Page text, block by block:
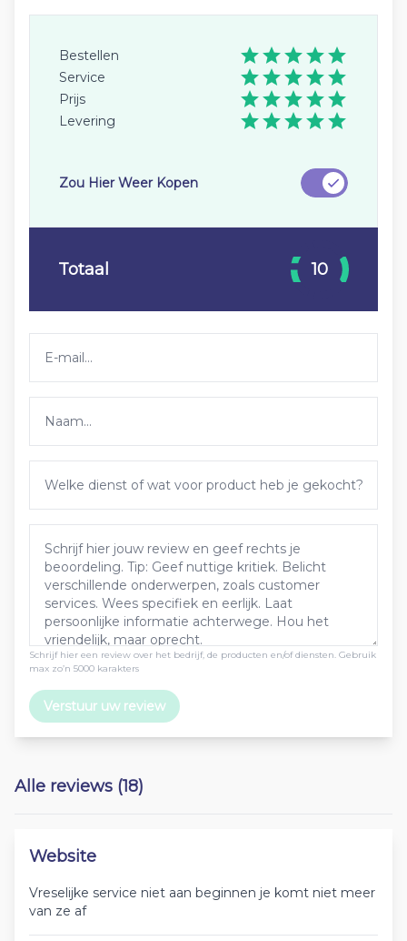
Schrijf hier een review over het bedrijf, de producten en/of diensten. Gebruik
max zo’n 5000 karakters
Verstuur uw review
Bestellen
Service
Prijs
Levering
Zou Hier Weer Kopen
Totaal 10
Alle reviews (18)
Website
Vreselijke service niet aan beginnen je komt niet meer
van ze af